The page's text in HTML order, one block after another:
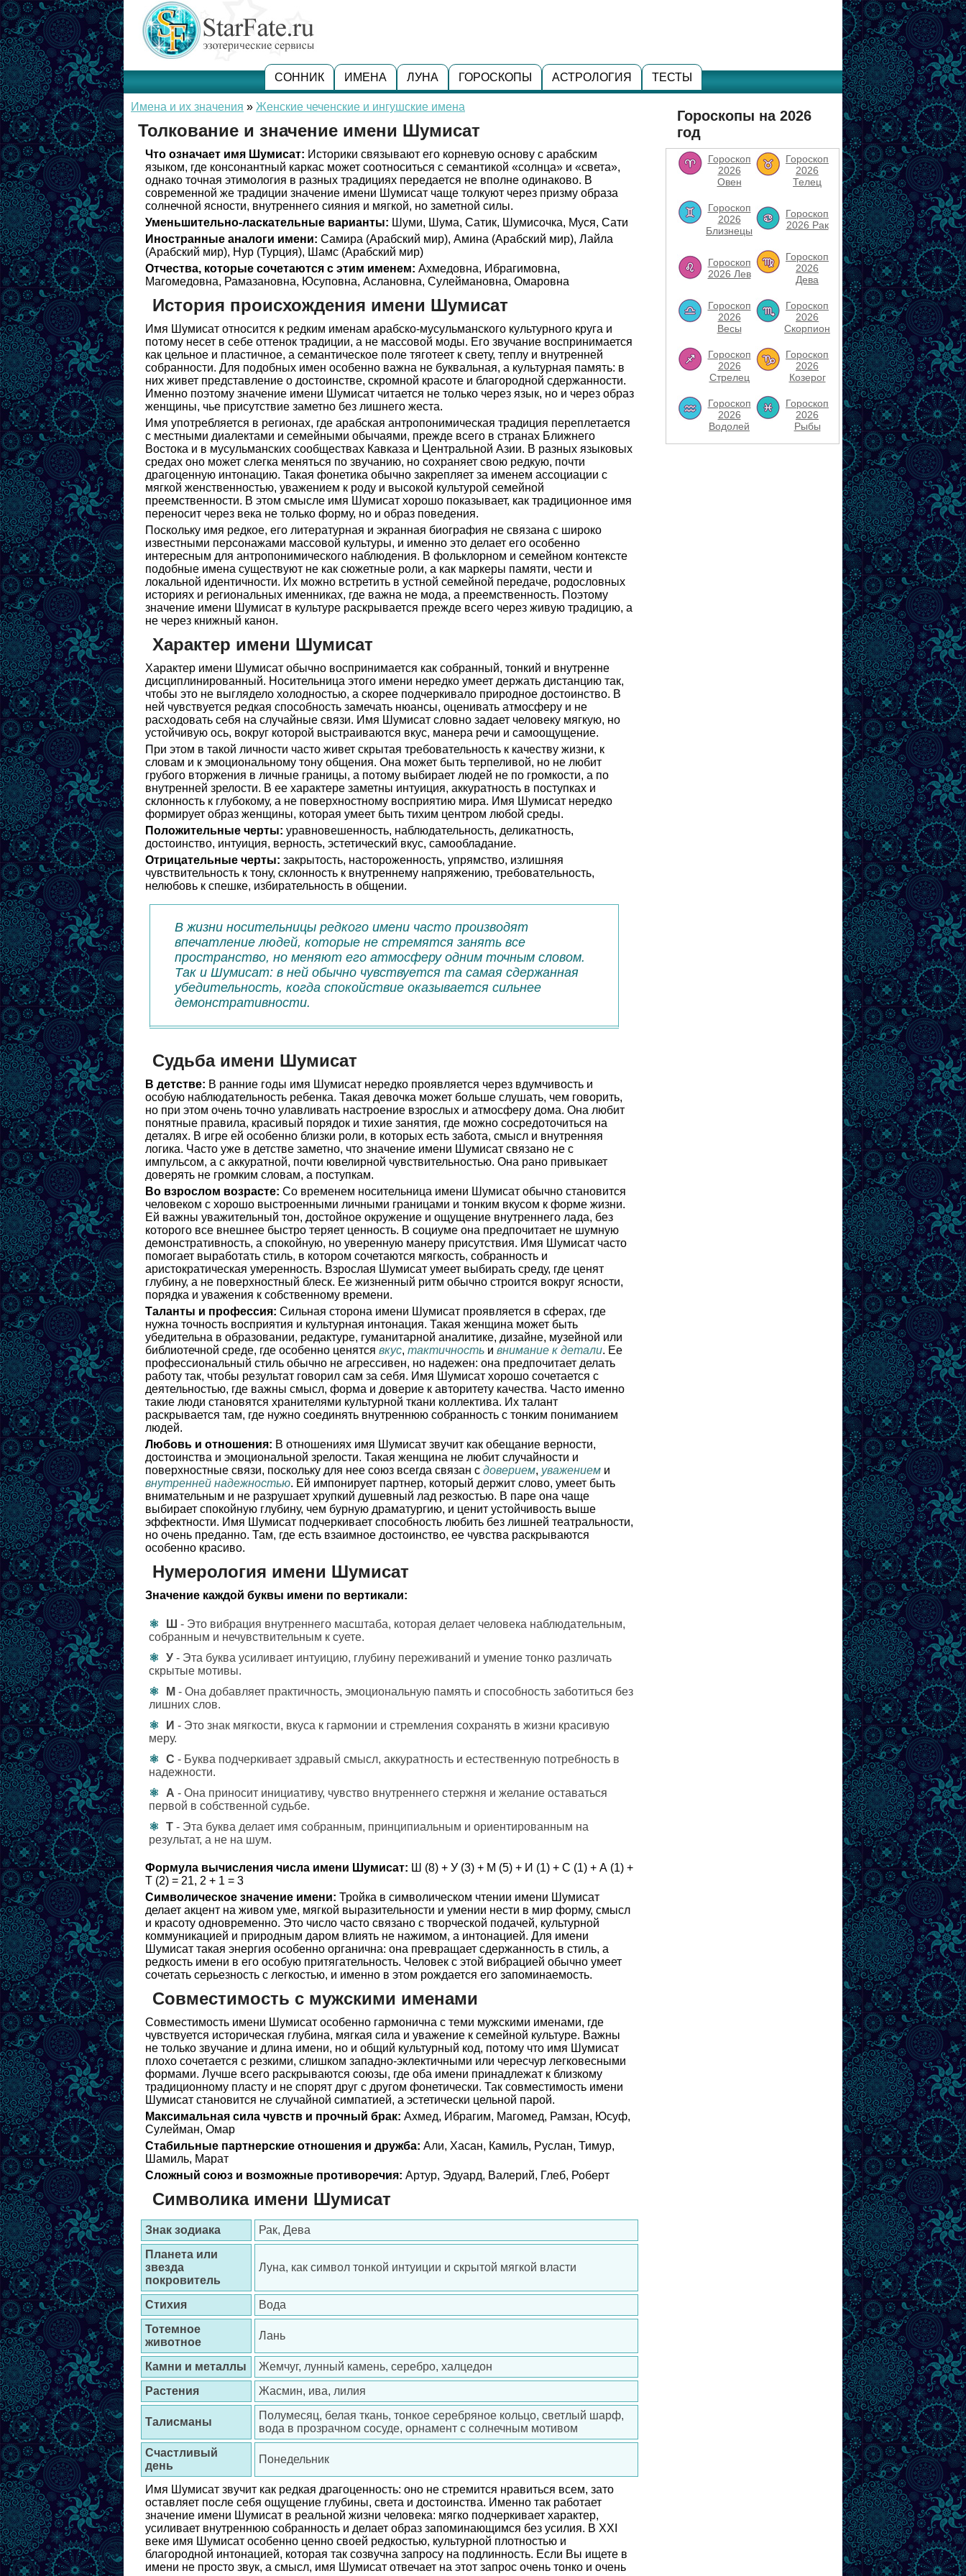
СОННИК ИМЕНА ЛУНА ГОРОСКОПЫ АСТРОЛОГИЯ ТЕСТЫ
Имена и их значения » Женские чеченские и ингушские имена
Толкование и значение имени Шумисат
Что означает имя Шумисат: Историки связывают его корневую основу с арабским
языком, где консонантный каркас может соотноситься с семантикой «солнца» и «света»,
однако точная этимология в разных традициях передается не вполне одинаково. В
современной же традиции значение имени Шумисат чаще толкуют через призму образа
солнечной ясности, внутреннего сияния и мягкой, но заметной силы.
Уменьшительно-ласкательные варианты: Шуми, Шума, Сатик, Шумисочка, Муся, Сати
Иностранные аналоги имени: Самира (Арабский мир), Амина (Арабский мир), Лайла
(Арабский мир), Нур (Турция), Шамс (Арабский мир)
Отчества, которые сочетаются с этим именем: Ахмедовна, Ибрагимовна,
Магомедовна, Рамазановна, Юсуповна, Аслановна, Сулеймановна, Омаровна
История происхождения имени Шумисат
Имя Шумисат относится к редким именам арабско-мусульманского культурного круга и
потому несет в себе оттенок традиции, а не массовой моды. Его звучание воспринимается
как цельное и пластичное, а семантическое поле тяготеет к свету, теплу и внутренней
собранности. Для подобных имен особенно важна не буквальная, а культурная память: в
них живет представление о достоинстве, скромной красоте и благородной сдержанности.
Именно поэтому значение имени Шумисат читается не только через язык, но и через образ
женщины, чье присутствие заметно без лишнего жеста.
Имя употребляется в регионах, где арабская антропонимическая традиция переплетается
с местными диалектами и семейными обычаями, прежде всего в странах Ближнего
Востока и в мусульманских сообществах Кавказа и Центральной Азии. В разных языковых
средах оно может слегка меняться по звучанию, но сохраняет свою редкую, почти
драгоценную интонацию. Такая фонетика обычно закрепляет за именем ассоциации с
мягкой женственностью, уважением к роду и высокой культурой семейной
преемственности. В этом смысле имя Шумисат хорошо показывает, как традиционное имя
переносит через века не только форму, но и образ поведения.
Поскольку имя редкое, его литературная и экранная биография не связана с широко
известными персонажами массовой культуры, и именно это делает его особенно
интересным для антропонимического наблюдения. В фольклорном и семейном контексте
подобные имена существуют не как сюжетные роли, а как маркеры памяти, чести и
локальной идентичности. Их можно встретить в устной семейной передаче, родословных
историях и региональных именниках, где важна не мода, а преемственность. Поэтому
значение имени Шумисат в культуре раскрывается прежде всего через живую традицию, а
не через книжный канон.
Характер имени Шумисат
Характер имени Шумисат обычно воспринимается как собранный, тонкий и внутренне
дисциплинированный. Носительница этого имени нередко умеет держать дистанцию так,
чтобы это не выглядело холодностью, а скорее подчеркивало природное достоинство. В
ней чувствуется редкая способность замечать нюансы, оценивать атмосферу и не
расходовать себя на случайные связи. Имя Шумисат словно задает человеку мягкую, но
устойчивую ось, вокруг которой выстраиваются вкус, манера речи и самоощущение.
При этом в такой личности часто живет скрытая требовательность к качеству жизни, к
словам и к эмоциональному тону общения. Она может быть терпеливой, но не любит
грубого вторжения в личные границы, а потому выбирает людей не по громкости, а по
внутренней зрелости. В ее характере заметны интуиция, аккуратность в поступках и
склонность к глубокому, а не поверхностному восприятию мира. Имя Шумисат нередко
формирует образ женщины, которая умеет быть тихим центром любой среды.
Положительные черты: уравновешенность, наблюдательность, деликатность,
достоинство, интуиция, верность, эстетический вкус, самообладание.
Отрицательные черты: закрытость, настороженность, упрямство, излишняя
чувствительность к тону, склонность к внутреннему напряжению, требовательность,
нелюбовь к спешке, избирательность в общении.
В жизни носительницы редкого имени часто производят
впечатление людей, которые не стремятся занять все
пространство, но меняют его атмосферу одним точным словом.
Так и Шумисат: в ней обычно чувствуется та самая сдержанная
убедительность, когда спокойствие оказывается сильнее
демонстративности.
Судьба имени Шумисат
В детстве: В ранние годы имя Шумисат нередко проявляется через вдумчивость и
особую наблюдательность ребенка. Такая девочка может больше слушать, чем говорить,
но при этом очень точно улавливать настроение взрослых и атмосферу дома. Она любит
понятные правила, красивый порядок и тихие занятия, где можно сосредоточиться на
деталях. В игре ей особенно близки роли, в которых есть забота, смысл и внутренняя
логика. Часто уже в детстве заметно, что значение имени Шумисат связано не с
импульсом, а с аккуратной, почти ювелирной чувствительностью. Она рано привыкает
доверять не громким словам, а поступкам.
Во взрослом возрасте: Со временем носительница имени Шумисат обычно становится
человеком с хорошо выстроенными личными границами и тонким вкусом к форме жизни.
Ей важны уважительный тон, достойное окружение и ощущение внутреннего лада, без
которого все внешнее быстро теряет ценность. В социуме она предпочитает не шумную
демонстративность, а спокойную, но уверенную манеру присутствия. Имя Шумисат часто
помогает выработать стиль, в котором сочетаются мягкость, собранность и
аристократическая умеренность. Взрослая Шумисат умеет выбирать среду, где ценят
глубину, а не поверхностный блеск. Ее жизненный ритм обычно строится вокруг ясности,
порядка и уважения к собственному времени.
Таланты и профессия: Сильная сторона имени Шумисат проявляется в сферах, где
нужна точность восприятия и культурная интонация. Такая женщина может быть
убедительна в образовании, редактуре, гуманитарной аналитике, дизайне, музейной или
библиотечной среде, где особенно ценятся вкус, тактичность и внимание к детали. Ее
профессиональный стиль обычно не агрессивен, но надежен: она предпочитает делать
работу так, чтобы результат говорил сам за себя. Имя Шумисат хорошо сочетается с
деятельностью, где важны смысл, форма и доверие к авторитету качества. Часто именно
такие люди становятся хранителями культурной ткани коллектива. Их талант
раскрывается там, где нужно соединять внутреннюю собранность с тонким пониманием
людей.
Любовь и отношения: В отношениях имя Шумисат звучит как обещание верности,
достоинства и эмоциональной зрелости. Такая женщина не любит случайности и
поверхностные связи, поскольку для нее союз всегда связан с доверием, уважением и
внутренней надежностью. Ей импонирует партнер, который держит слово, умеет быть
внимательным и не разрушает хрупкий душевный лад резкостью. В паре она чаще
выбирает спокойную глубину, чем бурную драматургию, и ценит устойчивость выше
эффектности. Имя Шумисат подчеркивает способность любить без лишней театральности,
но очень преданно. Там, где есть взаимное достоинство, ее чувства раскрываются
особенно красиво.
Нумерология имени Шумисат
Значение каждой буквы имени по вертикали:
Ш - Это вибрация внутреннего масштаба, которая делает человека наблюдательным,
собранным и нечувствительным к суете.
У - Эта буква усиливает интуицию, глубину переживаний и умение тонко различать
скрытые мотивы.
М - Она добавляет практичность, эмоциональную память и способность заботиться без
лишних слов.
И - Это знак мягкости, вкуса к гармонии и стремления сохранять в жизни красивую
меру.
С - Буква подчеркивает здравый смысл, аккуратность и естественную потребность в
надежности.
А - Она приносит инициативу, чувство внутреннего стержня и желание оставаться
первой в собственной судьбе.
Т - Эта буква делает имя собранным, принципиальным и ориентированным на
результат, а не на шум.
Формула вычисления числа имени Шумисат: Ш (8) + У (3) + М (5) + И (1) + С (1) + А (1) +
Т (2) = 21, 2 + 1 = 3
Символическое значение имени: Тройка в символическом чтении имени Шумисат
делает акцент на живом уме, мягкой выразительности и умении нести в мир форму, смысл
и красоту одновременно. Это число часто связано с творческой подачей, культурной
коммуникацией и природным даром влиять не нажимом, а интонацией. Для имени
Шумисат такая энергия особенно органична: она превращает сдержанность в стиль, а
редкость имени в его особую притягательность. Человек с этой вибрацией обычно умеет
сочетать серьезность с легкостью, и именно в этом рождается его запоминаемость.
Совместимость с мужскими именами
Совместимость имени Шумисат особенно гармонична с теми мужскими именами, где
чувствуется историческая глубина, мягкая сила и уважение к семейной культуре. Важны
не только звучание и длина имени, но и общий культурный код, потому что имя Шумисат
плохо сочетается с резкими, слишком западно-эклектичными или чересчур легковесными
формами. Лучше всего раскрываются союзы, где оба имени принадлежат к близкому
традиционному пласту и не спорят друг с другом фонетически. Так совместимость имени
Шумисат становится не случайной симпатией, а эстетически цельной парой.
Максимальная сила чувств и прочный брак: Ахмед, Ибрагим, Магомед, Рамзан, Юсуф,
Сулейман, Омар
Стабильные партнерские отношения и дружба: Али, Хасан, Камиль, Руслан, Тимур,
Шамиль, Марат
Сложный союз и возможные противоречия: Артур, Эдуард, Валерий, Глеб, Роберт
Символика имени Шумисат
Знак зодиака
Рак, Дева
Планета или
звезда
покровитель
Луна, как символ тонкой интуиции и скрытой мягкой власти
Стихия
Вода
Тотемное
животное
Лань
Камни и металлы
Жемчуг, лунный камень, серебро, халцедон
Растения
Жасмин, ива, лилия
Талисманы
Полумесяц, белая ткань, тонкое серебряное кольцо, светлый шарф,
вода в прозрачном сосуде, орнамент с солнечным мотивом
Счастливый
день
Понедельник
Имя Шумисат звучит как редкая драгоценность: оно не стремится нравиться всем, зато
оставляет после себя ощущение глубины, света и достоинства. Именно так работает
значение имени Шумисат в реальной жизни человека: мягко подчеркивает характер,
усиливает внутреннюю собранность и делает образ запоминающимся без усилия. В XXI
веке имя Шумисат особенно ценно своей редкостью, культурной плотностью и
благородной интонацией, которая так созвучна запросу на подлинность. Если Вы ищете в
имени не просто звук, а смысл, имя Шумисат отвечает на этот запрос очень тонко и очень
Гороскопы на 2026
год
Гороскоп
2026
Овен
Гороскоп
2026
Телец
Гороскоп
2026
Близнецы
Гороскоп
2026 Рак
Гороскоп
2026 Лев
Гороскоп
2026
Дева
Гороскоп
2026
Весы
Гороскоп
2026
Скорпион
Гороскоп
2026
Стрелец
Гороскоп
2026
Козерог
Гороскоп
2026
Водолей
Гороскоп
2026
Рыбы